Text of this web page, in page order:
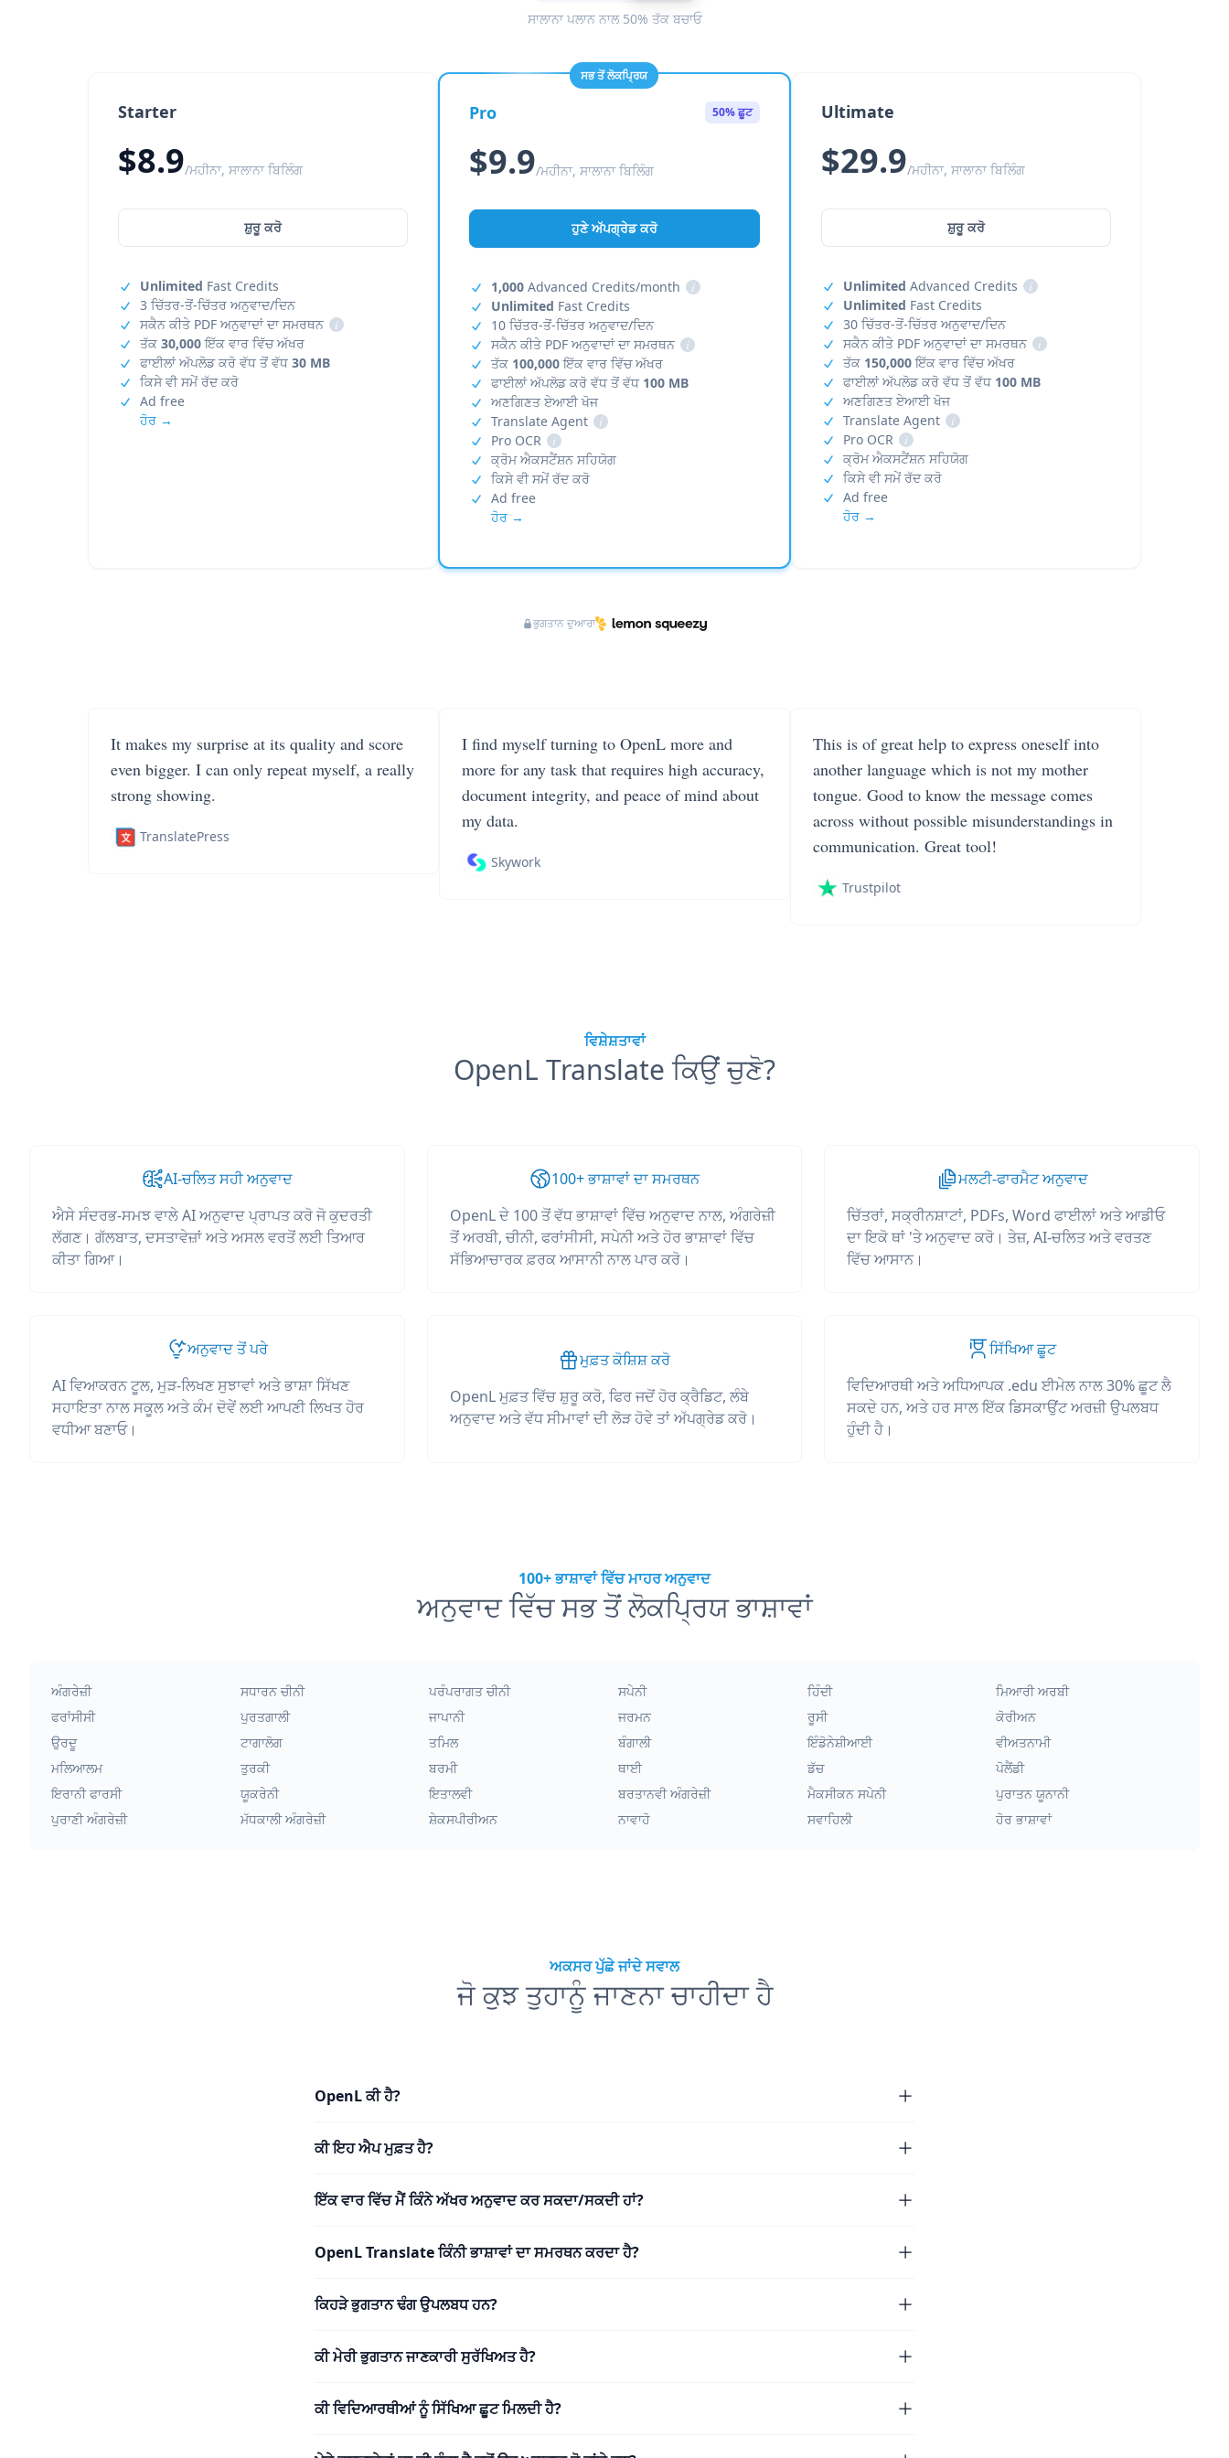
ਸਾਲਾਨਾ ਪਲਾਨ ਨਾਲ 50% ਤੱਕ ਬਚਾਓ
Starter
$8.9/ਮਹੀਨਾ, ਸਾਲਾਨਾ ਬਿਲਿੰਗ
ਸ਼ੁਰੂ ਕਰੋ
Unlimited Fast Credits
3 ਚਿੱਤਰ-ਤੋਂ-ਚਿੱਤਰ ਅਨੁਵਾਦ/ਦਿਨ
ਸਕੈਨ ਕੀਤੇ PDF ਅਨੁਵਾਦਾਂ ਦਾ ਸਮਰਥਨ
i
ਤੱਕ 30,000ਇੱਕ ਵਾਰ ਵਿੱਚ ਅੱਖਰ
ਫਾਈਲਾਂ ਅੱਪਲੋਡ ਕਰੋ ਵੱਧ ਤੋਂ ਵੱਧ 30 MB
ਕਿਸੇ ਵੀ ਸਮੇਂ ਰੱਦ ਕਰੋ
Ad free
ਹੋਰ →
ਸਭ ਤੋਂ ਲੋਕਪ੍ਰਿਯ
Pro 50% ਛੂਟ
$9.9/ਮਹੀਨਾ, ਸਾਲਾਨਾ ਬਿਲਿੰਗ
ਹੁਣੇ ਅੱਪਗ੍ਰੇਡ ਕਰੋ
1,000 Advanced Credits/month
i
Unlimited Fast Credits
10 ਚਿੱਤਰ-ਤੋਂ-ਚਿੱਤਰ ਅਨੁਵਾਦ/ਦਿਨ
ਸਕੈਨ ਕੀਤੇ PDF ਅਨੁਵਾਦਾਂ ਦਾ ਸਮਰਥਨ
i
ਤੱਕ 100,000ਇੱਕ ਵਾਰ ਵਿੱਚ ਅੱਖਰ
ਫਾਈਲਾਂ ਅੱਪਲੋਡ ਕਰੋ ਵੱਧ ਤੋਂ ਵੱਧ 100 MB
ਅਣਗਿਣਤ ਏਆਈ ਖੋਜ
Translate Agent
i
Pro OCR
i
ਕ੍ਰੋਮ ਐਕਸਟੈਂਸ਼ਨ ਸਹਿਯੋਗ
ਕਿਸੇ ਵੀ ਸਮੇਂ ਰੱਦ ਕਰੋ
Ad free
ਹੋਰ →
Ultimate
$29.9/ਮਹੀਨਾ, ਸਾਲਾਨਾ ਬਿਲਿੰਗ
ਸ਼ੁਰੂ ਕਰੋ
Unlimited Advanced Credits
i
Unlimited Fast Credits
30 ਚਿੱਤਰ-ਤੋਂ-ਚਿੱਤਰ ਅਨੁਵਾਦ/ਦਿਨ
ਸਕੈਨ ਕੀਤੇ PDF ਅਨੁਵਾਦਾਂ ਦਾ ਸਮਰਥਨ
i
ਤੱਕ 150,000ਇੱਕ ਵਾਰ ਵਿੱਚ ਅੱਖਰ
ਫਾਈਲਾਂ ਅੱਪਲੋਡ ਕਰੋ ਵੱਧ ਤੋਂ ਵੱਧ 100 MB
ਅਣਗਿਣਤ ਏਆਈ ਖੋਜ
Translate Agent
i
Pro OCR
i
ਕ੍ਰੋਮ ਐਕਸਟੈਂਸ਼ਨ ਸਹਿਯੋਗ
ਕਿਸੇ ਵੀ ਸਮੇਂ ਰੱਦ ਕਰੋ
Ad free
ਹੋਰ →
ਭੁਗਤਾਨ ਦੁਆਰਾ
It makes my surprise at its quality and score
even bigger. I can only repeat myself, a really
strong showing.
TranslatePress
I find myself turning to OpenL more and
more for any task that requires high accuracy,
document integrity, and peace of mind about
my data.
Skywork
This is of great help to express oneself into
another language which is not my mother
tongue. Good to know the message comes
across without possible misunderstandings in
communication. Great tool!
Trustpilot
ਵਿਸ਼ੇਸ਼ਤਾਵਾਂ
OpenL Translate ਕਿਉਂ ਚੁਣੋ?
AI-ਚਲਿਤ ਸਹੀ ਅਨੁਵਾਦ
ਐਸੇ ਸੰਦਰਭ-ਸਮਝ ਵਾਲੇ AI ਅਨੁਵਾਦ ਪ੍ਰਾਪਤ ਕਰੋ ਜੋ ਕੁਦਰਤੀ
ਲੱਗਣ। ਗੱਲਬਾਤ, ਦਸਤਾਵੇਜ਼ਾਂ ਅਤੇ ਅਸਲ ਵਰਤੋਂ ਲਈ ਤਿਆਰ
ਕੀਤਾ ਗਿਆ।
100+ ਭਾਸ਼ਾਵਾਂ ਦਾ ਸਮਰਥਨ
OpenL ਦੇ 100 ਤੋਂ ਵੱਧ ਭਾਸ਼ਾਵਾਂ ਵਿੱਚ ਅਨੁਵਾਦ ਨਾਲ, ਅੰਗਰੇਜ਼ੀ
ਤੋਂ ਅਰਬੀ, ਚੀਨੀ, ਫਰਾਂਸੀਸੀ, ਸਪੇਨੀ ਅਤੇ ਹੋਰ ਭਾਸ਼ਾਵਾਂ ਵਿੱਚ
ਸੱਭਿਆਚਾਰਕ ਫ਼ਰਕ ਆਸਾਨੀ ਨਾਲ ਪਾਰ ਕਰੋ।
ਮਲਟੀ-ਫਾਰਮੈਟ ਅਨੁਵਾਦ
ਚਿੱਤਰਾਂ, ਸਕ੍ਰੀਨਸ਼ਾਟਾਂ, PDFs, Word ਫਾਈਲਾਂ ਅਤੇ ਆਡੀਓ
ਦਾ ਇਕੋ ਥਾਂ 'ਤੇ ਅਨੁਵਾਦ ਕਰੋ। ਤੇਜ਼, AI-ਚਲਿਤ ਅਤੇ ਵਰਤਣ
ਵਿੱਚ ਆਸਾਨ।
ਅਨੁਵਾਦ ਤੋਂ ਪਰੇ
AI ਵਿਆਕਰਨ ਟੂਲ, ਮੁੜ-ਲਿਖਣ ਸੁਝਾਵਾਂ ਅਤੇ ਭਾਸ਼ਾ ਸਿੱਖਣ
ਸਹਾਇਤਾ ਨਾਲ ਸਕੂਲ ਅਤੇ ਕੰਮ ਦੋਵੇਂ ਲਈ ਆਪਣੀ ਲਿਖਤ ਹੋਰ
ਵਧੀਆ ਬਣਾਓ।
ਮੁਫ਼ਤ ਕੋਸ਼ਿਸ਼ ਕਰੋ
OpenL ਮੁਫ਼ਤ ਵਿੱਚ ਸ਼ੁਰੂ ਕਰੋ, ਫਿਰ ਜਦੋਂ ਹੋਰ ਕ੍ਰੈਡਿਟ, ਲੰਬੇ
ਅਨੁਵਾਦ ਅਤੇ ਵੱਧ ਸੀਮਾਵਾਂ ਦੀ ਲੋੜ ਹੋਵੇ ਤਾਂ ਅੱਪਗ੍ਰੇਡ ਕਰੋ।
ਸਿੱਖਿਆ ਛੂਟ
ਵਿਦਿਆਰਥੀ ਅਤੇ ਅਧਿਆਪਕ .edu ਈਮੇਲ ਨਾਲ 30% ਛੂਟ ਲੈ
ਸਕਦੇ ਹਨ, ਅਤੇ ਹਰ ਸਾਲ ਇੱਕ ਡਿਸਕਾਉਂਟ ਅਰਜ਼ੀ ਉਪਲਬਧ
ਹੁੰਦੀ ਹੈ।
100+ ਭਾਸ਼ਾਵਾਂ ਵਿੱਚ ਮਾਹਰ ਅਨੁਵਾਦ
ਅਨੁਵਾਦ ਵਿੱਚ ਸਭ ਤੋਂ ਲੋਕਪ੍ਰਿਯ ਭਾਸ਼ਾਵਾਂ
ਅੰਗਰੇਜ਼ੀ ਸਧਾਰਨ ਚੀਨੀ ਪਰੰਪਰਾਗਤ ਚੀਨੀ ਸਪੇਨੀ ਹਿੰਦੀ
ਮਿਆਰੀ ਅਰਬੀ
ਫਰਾਂਸੀਸੀ
ਪੁਰਤਗਾਲੀ ਜਾਪਾਨੀ ਜਰਮਨ ਰੂਸੀ
ਕੋਰੀਅਨ
ਉਰਦੂ
ਟਾਗਾਲੋਗ ਤਮਿਲ ਬੰਗਾਲੀ ਇੰਡੋਨੇਸ਼ੀਆਈ
ਵੀਅਤਨਾਮੀ
ਮਲਿਆਲਮ
ਤੁਰਕੀ ਬਰਮੀ ਥਾਈ ਡੱਚ
ਪੋਲੈਂਡੀ
ਇਰਾਨੀ ਫਾਰਸੀ
ਯੂਕਰੇਨੀ ਇਤਾਲਵੀ ਬਰਤਾਨਵੀ ਅੰਗਰੇਜ਼ੀ ਮੈਕਸੀਕਨ ਸਪੇਨੀ
ਪੁਰਾਤਨ ਯੂਨਾਨੀ
ਪੁਰਾਣੀ ਅੰਗਰੇਜ਼ੀ
ਮੱਧਕਾਲੀ ਅੰਗਰੇਜ਼ੀ ਸ਼ੇਕਸਪੀਰੀਅਨ ਨਾਵਾਹੋ ਸਵਾਹਿਲੀ ਹੋਰ ਭਾਸ਼ਾਵਾਂ
ਅਕਸਰ ਪੁੱਛੇ ਜਾਂਦੇ ਸਵਾਲ
ਜੋ ਕੁਝ ਤੁਹਾਨੂੰ ਜਾਣਨਾ ਚਾਹੀਦਾ ਹੈ
OpenL ਕੀ ਹੈ?
ਕੀ ਇਹ ਐਪ ਮੁਫ਼ਤ ਹੈ?
ਇੱਕ ਵਾਰ ਵਿੱਚ ਮੈਂ ਕਿੰਨੇ ਅੱਖਰ ਅਨੁਵਾਦ ਕਰ ਸਕਦਾ/ਸਕਦੀ ਹਾਂ?
OpenL Translate ਕਿੰਨੀ ਭਾਸ਼ਾਵਾਂ ਦਾ ਸਮਰਥਨ ਕਰਦਾ ਹੈ?
ਕਿਹੜੇ ਭੁਗਤਾਨ ਢੰਗ ਉਪਲਬਧ ਹਨ?
ਕੀ ਮੇਰੀ ਭੁਗਤਾਨ ਜਾਣਕਾਰੀ ਸੁਰੱਖਿਅਤ ਹੈ?
ਕੀ ਵਿਦਿਆਰਥੀਆਂ ਨੂੰ ਸਿੱਖਿਆ ਛੂਟ ਮਿਲਦੀ ਹੈ?